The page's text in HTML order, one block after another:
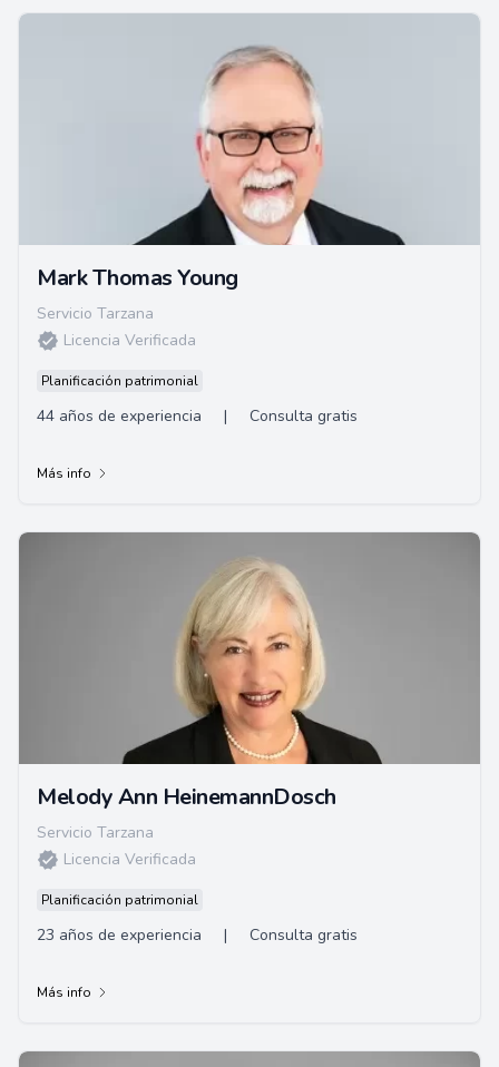
Mark Thomas Young
Servicio Tarzana
Licencia Verificada
Planificación patrimonial
44 años de experiencia | Consulta gratis
Más info
Melody Ann HeinemannDosch
Servicio Tarzana
Licencia Verificada
Planificación patrimonial
23 años de experiencia | Consulta gratis
Más info